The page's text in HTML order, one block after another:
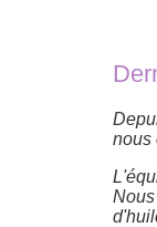
nous